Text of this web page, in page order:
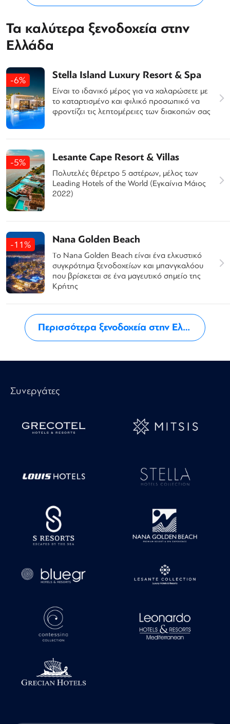
Τα καλύτερα ξενοδοχεία στην
Ελλάδα
-6% Stella Island Luxury Resort & Spa
Είναι το ιδανικό μέρος για να χαλαρώσετε με
το καταρτισμένο και φιλικό προσωπικό να
φροντίζει τις λεπτομέρειες των διακοπών σας
-5% Lesante Cape Resort & Villas
Πολυτελές θέρετρο 5 αστέρων, μέλος των
Leading Hotels of the World (Εγκαίνια Μάιος
2022)
-11% Nana Golden Beach
Το Nana Golden Beach είναι ένα ελκυστικό
συγκρότημα ξενοδοχείων και μπανγκαλόου
που βρίσκεται σε ένα μαγευτικό σημείο της
Κρήτης
Περισσότερα ξενοδοχεία στην Ελλάδα
Συνεργάτες